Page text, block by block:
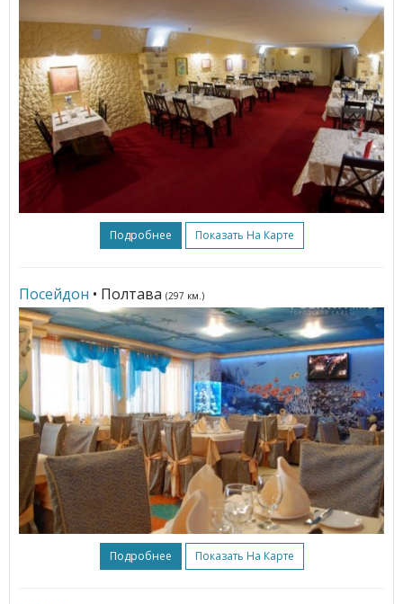
Подробнее Показать На Карте
Посейдон • Полтава (297 км.)
Подробнее Показать На Карте